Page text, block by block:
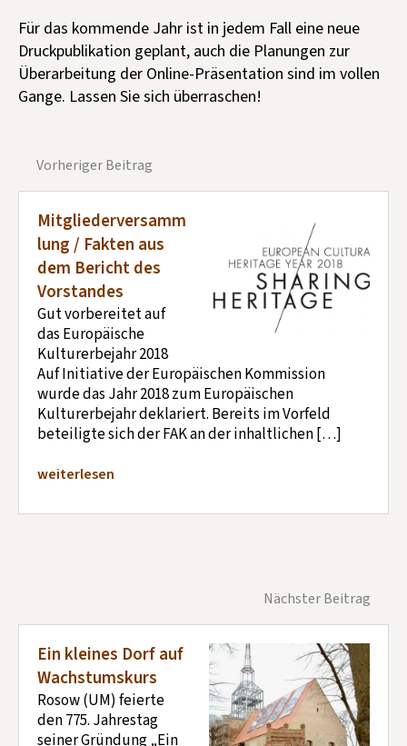
Für das kommende Jahr ist in jedem Fall eine neue
Druckpublikation geplant, auch die Planungen zur
Überarbeitung der Online-Präsentation sind im vollen
Gange. Lassen Sie sich überraschen!
Vorheriger Beitrag
Mitgliederversamm
lung / Fakten aus
dem Bericht des
Vorstandes
Gut vorbereitet auf
das Europäische
Kulturerbejahr 2018
Auf Initiative der Europäischen Kommission
wurde das Jahr 2018 zum Europäischen
Kulturerbejahr deklariert. Bereits im Vorfeld
beteiligte sich der FAK an der inhaltlichen […]
weiterlesen
Nächster Beitrag
Ein kleines Dorf auf
Wachstumskurs
Rosow (UM) feierte
den 775. Jahrestag
seiner Gründung „Ein